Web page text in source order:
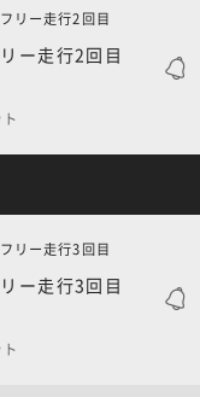
ー走行2回目
ー走行2回目
ー走行3回目
ー走行3回目